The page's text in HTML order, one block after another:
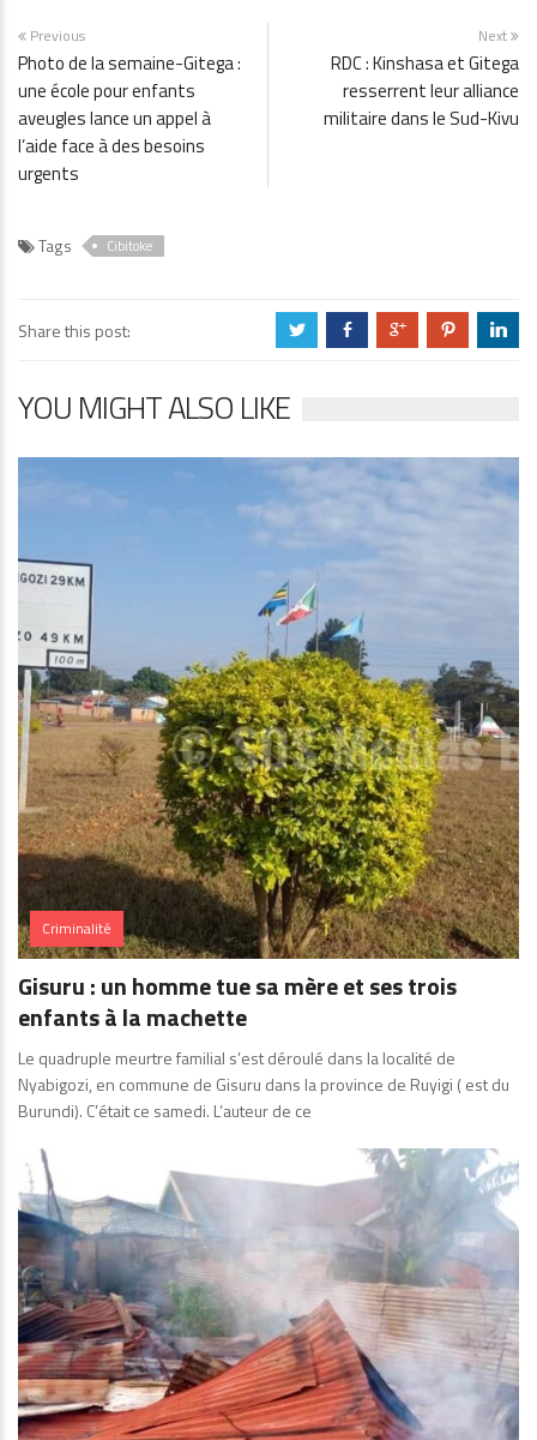
Previous
Photo de la semaine-Gitega :
une école pour enfants
aveugles lance un appel à
l’aide face à des besoins
urgents
Next
RDC : Kinshasa et Gitega
resserrent leur alliance
militaire dans le Sud-Kivu
Tags Cibitoke
Share this post: a b c d j
YOU MIGHT ALSO LIKE
Criminalité
Gisuru : un homme tue sa mère et ses trois
enfants à la machette
Le quadruple meurtre familial s’est déroulé dans la localité de
Nyabigozi, en commune de Gisuru dans la province de Ruyigi ( est du
Burundi). C’était ce samedi. L’auteur de ce